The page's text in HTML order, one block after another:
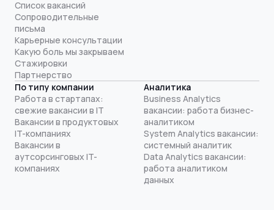
Список вакансий
Сопроводительные
письма
Карьерные консультации
Какую боль мы закрываем
Стажировки
Партнерство
По типу компании
Работа в стартапах:
свежие вакансии в IT
Вакансии в продуктовых
IT-компаниях
Вакансии в
аутсорсинговых IT-
компаниях
Аналитика
Business Analytics
вакансии: работа бизнес-
аналитиком
System Analytics вакансии:
системный аналитик
Data Analytics вакансии:
работа аналитиком
данных